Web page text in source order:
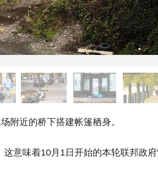
近的桥下搭建帐篷栖身。
味着10月1日开始的本轮联邦政府